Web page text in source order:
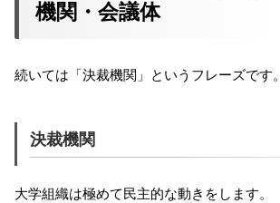
機関・会議体
続いては「決裁機関」というフレーズです。
決裁機関
大学組織は極めて民主的な動きをします。